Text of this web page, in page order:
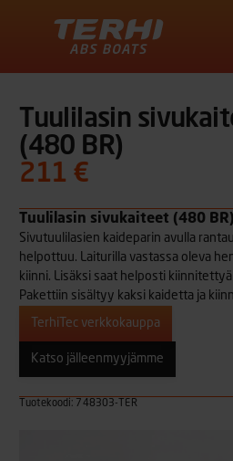
Tuulilasin
(480 BR)
211 €
Tuulilasin sivukaiteet (480
Sivutuulilasien kaideparin avulla
helpottuu. Laiturilla vastassa oleva
kiinni. Lisäksi saat helposti
Pakettiin sisältyy kaksi kaidetta ja
TerhiTec verkkokauppa
Katso jälleenmyyjämme
Tuotekoodi: 748303-TER